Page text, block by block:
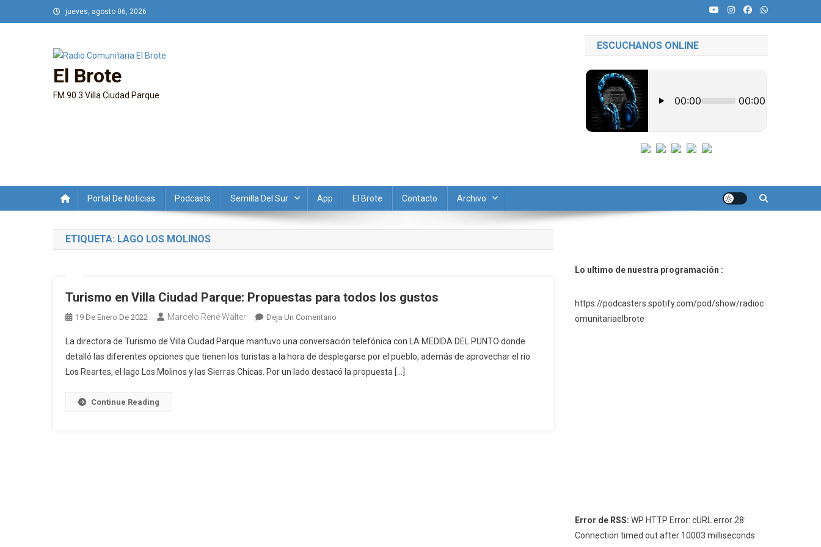
al
jueves, agosto 06, 2026
El Brote
FM 90.3 Villa Ciudad Parque
ESCUCHANOS ONLINE
Portal De Noticias Podcasts Semilla Del Sur App El Brote Contacto Archivo
ETIQUETA: LAGO LOS MOLINOS
Turismo en Villa Ciudad Parque: Propuestas para todos los gustos
19 De Enero De 2022 Marcelo René Walter Deja Un Comentario
En
Villa
Ciudad
La directora de Turismo de Villa Ciudad Parque mantuvo una conversación telefónica con LA MEDIDA DEL PUNTO donde
detalló las diferentes opciones que tienen los turistas a la hora de desplegarse por el pueblo, además de aprovechar el río
Los Reartes, el lago Los Molinos y las Sierras Chicas. Por un lado destacó la propuesta […]
Continue Reading
Lo ultimo de nuestra programación :
https://podcasters.spotify.com/pod/show/radioc
omunitariaelbrote
Error de RSS: WP HTTP Error: cURL error 28:
Connection timed out after 10003 milliseconds